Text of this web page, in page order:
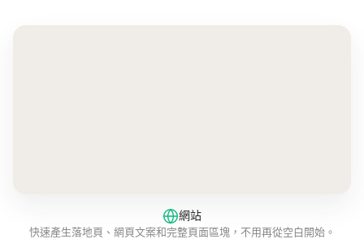
網站
快速產生落地頁、網頁文案和完整頁面區塊，不用再從空白開始。